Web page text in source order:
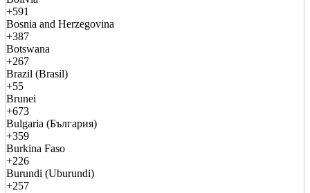
+591
Bosnia and Herzegovina
+387
Botswana
+267
Brazil (Brasil)
+55
Brunei
+673
Bulgaria (България)
+359
Burkina Faso
+226
Burundi (Uburundi)
+257